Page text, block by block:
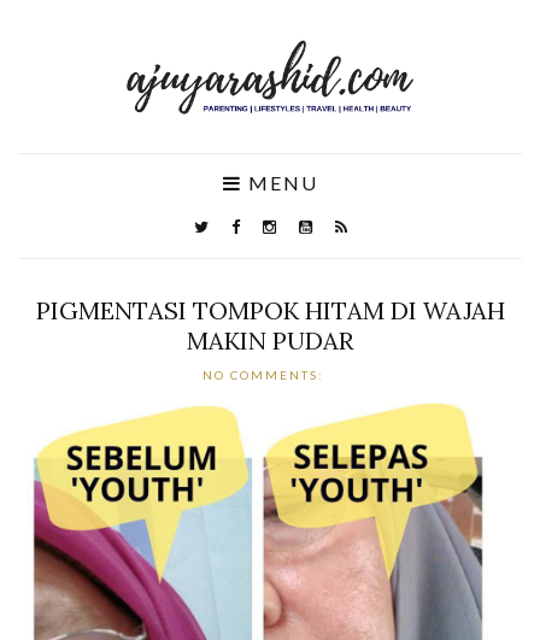
MENU
PIGMENTASI TOMPOK HITAM DI WAJAH
MAKIN PUDAR
NO COMMENTS: